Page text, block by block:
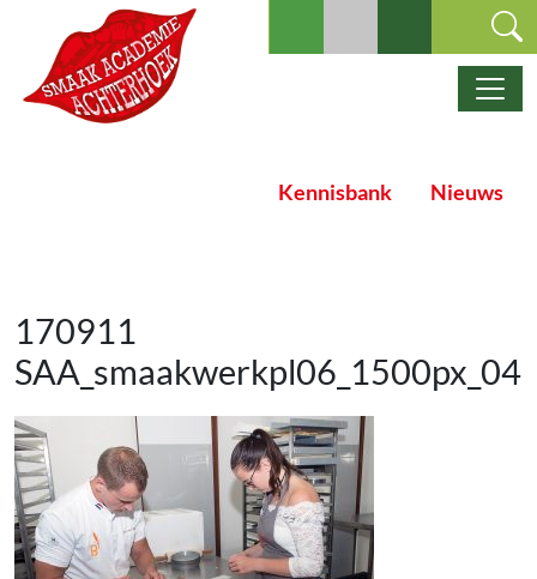
Ga naar de inhoud
Hoofdnavigatie
Kennisbank Nieuws
170911
SAA_smaakwerkpl06_1500px_04